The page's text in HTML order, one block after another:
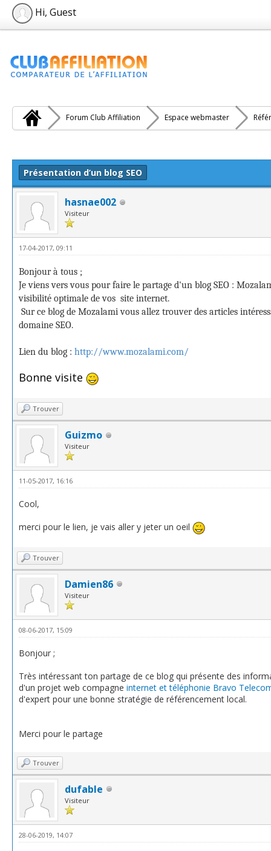
Hi, Guest
Forum Club Affiliation Espace webmaster
Présentation d’un blog SEO
hasnae002
Visiteur
17-04-2017, 09:11
Bonjour à tous ;
Je viens vers vous pour faire le partage d'un blog SEO :
visibilité optimale de vos site internet.
Sur ce blog de Mozalami vous allez trouver des articles
domaine SEO.
Lien du blog : http://www.mozalami.com/
Bonne visite
Trouver
Guizmo
Visiteur
11-05-2017, 16:16
Cool,
merci pour le lien, je vais aller y jeter un oeil
Trouver
Damien86
Visiteur
08-06-2017, 15:09
Bonjour ;
Très intéressant ton partage de ce blog qui présente des
d'un projet web compagne internet et téléphonie Bravo
d'expert pour une bonne stratégie de référencement local.
Merci pour le partage
Trouver
dufable
Visiteur
28-06-2019, 14:07